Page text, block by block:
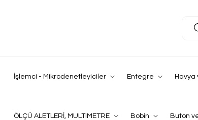
İşlemci - Mikrodenetleyiciler Entegre Havya
ÖLÇÜ ALETLERİ, MULTIMETRE Bobin Buton